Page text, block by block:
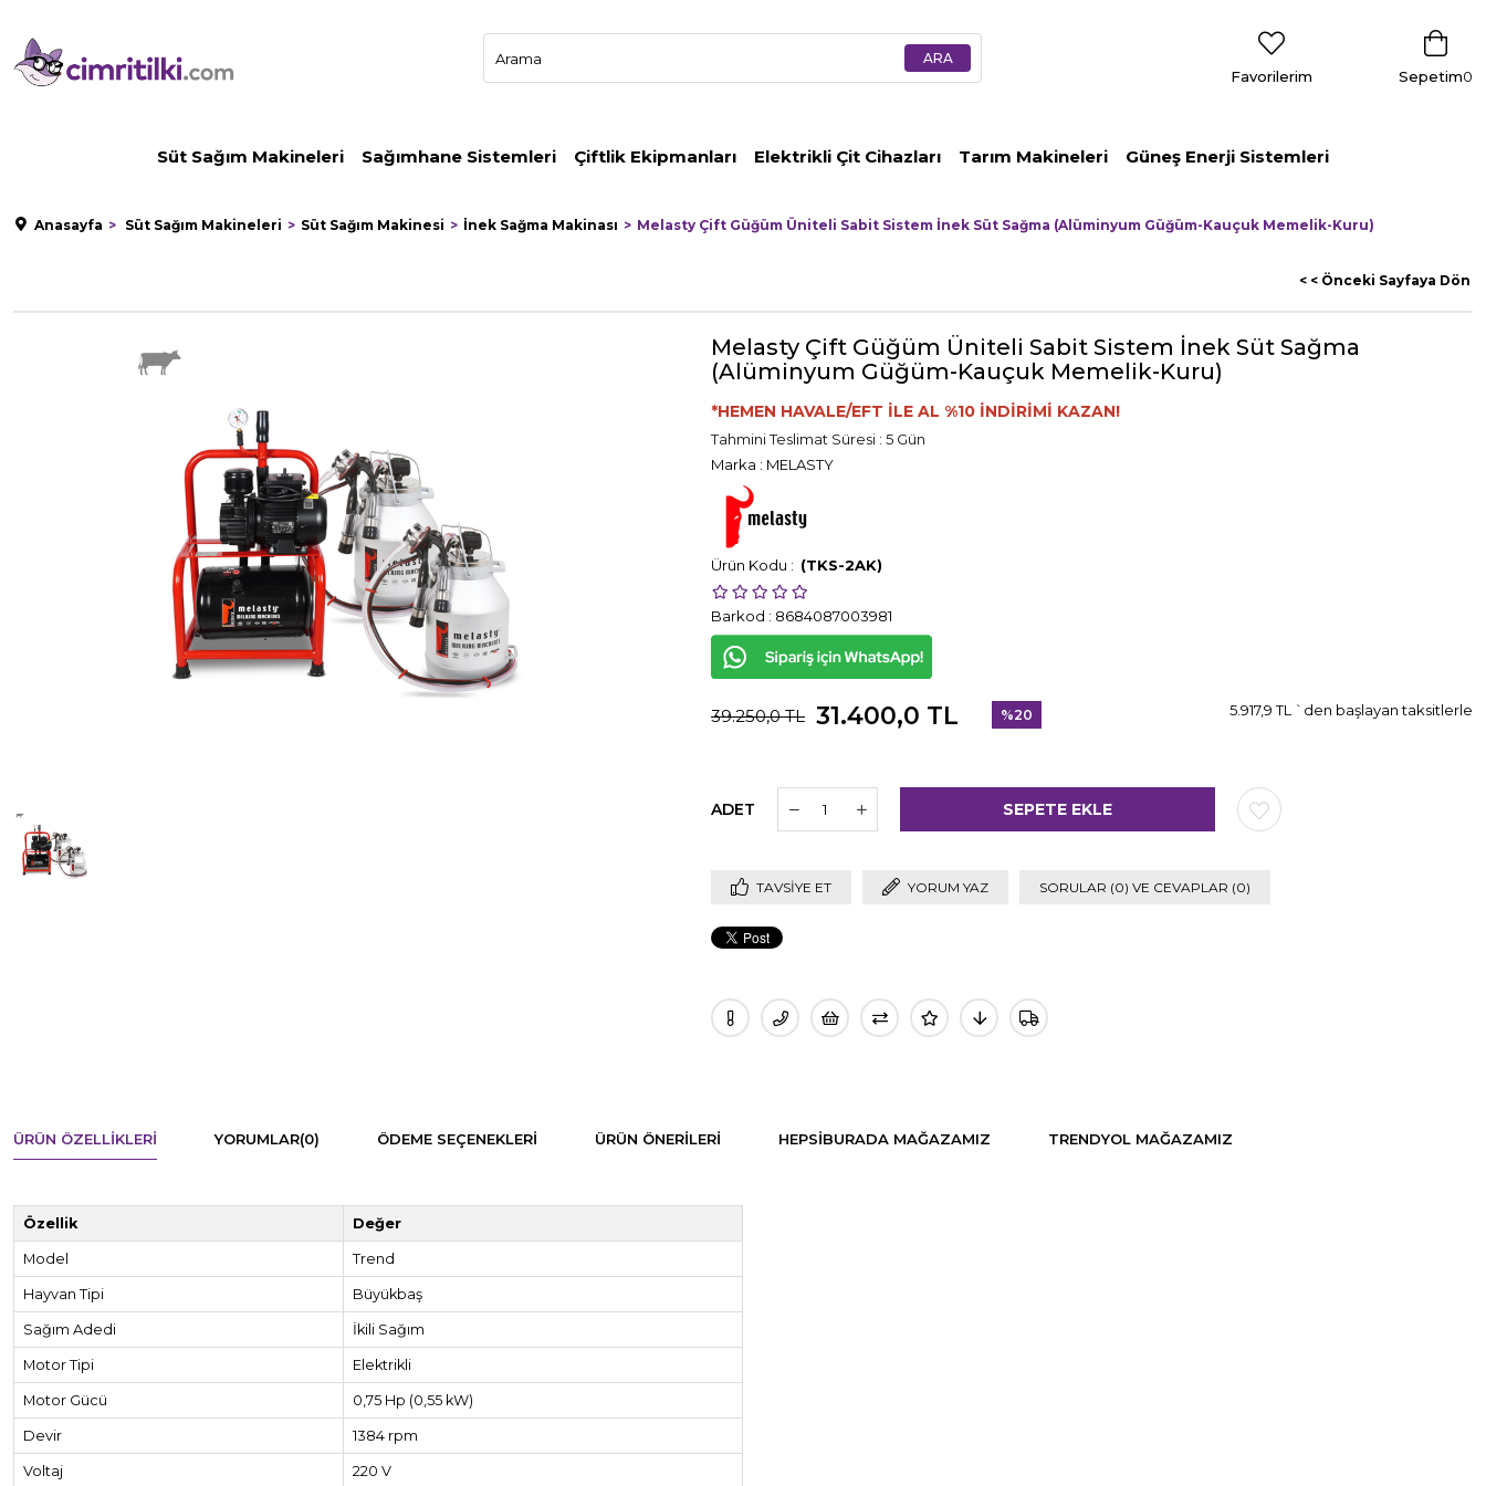
Sepetim0
Favorilerim
Süt Sağım Makineleri Sağımhane Sistemleri Çiftlik Ekipmanları Elektrikli Çit Cihazları Tarım Makineleri Güneş Enerji Sistemleri
Anasayfa Süt Sağım Makineleri Süt Sağım Makinesi İnek Sağma Makinası Melasty Çift Güğüm Üniteli Sabit Sistem İnek Süt Sağma (Alüminyum Güğüm-Kauçuk Memelik-Kuru)
< < Önceki Sayfaya Dön
Melasty Çift Güğüm Üniteli Sabit Sistem İnek Süt Sağma
(Alüminyum Güğüm-Kauçuk Memelik-Kuru)
*HEMEN HAVALE/EFT İLE AL %10 İNDİRİMİ KAZAN!
Tahmini Teslimat Süresi : 5 Gün
Marka : MELASTY
(TKS-2AK)
Barkod : 8684087003981
39.250,0 TL 31.400,0 TL %20
5.917,9 TL `den başlayan taksitlerle
ADET
TAVSIYE ET YORUM YAZ SORULAR (0) VE CEVAPLAR (0)
ÜRÜN ÖZELLIKLERI YORUMLAR(0) ÖDEME SEÇENEKLERI ÜRÜN ÖNERILERI HEPSIBURADA MAĞAZAMIZ TRENDYOL MAĞAZAMIZ
Özellik Değer
Model Trend
Hayvan Tipi Büyükbaş
Sağım Adedi İkili Sağım
Motor Tipi Elektrikli
Motor Gücü 0,75 Hp (0,55 kW)
Devir 1384 rpm
Voltaj 220 V